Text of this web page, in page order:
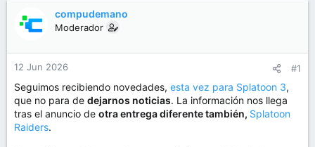
a
r
d
e
t
e
m
d
e
n
c
o
compudemano
Moderador
12 Jun 2026 #1
Seguimos recibiendo novedades, esta vez para Splatoon 3,
que no para de dejarnos noticias. La información nos llega
tras el anuncio de otra entrega diferente también, Splatoon
Raiders.